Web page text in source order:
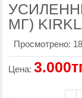
МГ)
Просмотрено:
Цена: